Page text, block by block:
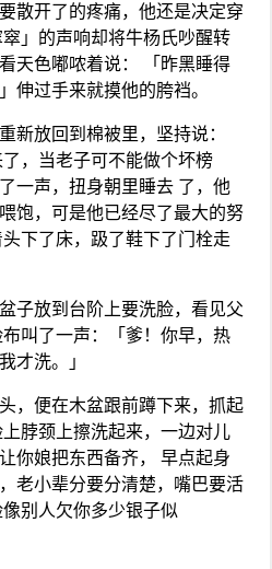
散开了的疼痛，他还是决定穿
窣」的声响却将牛杨氏吵醒转
天色嘟哝着说： 「昨黑睡得
伸过手来就摸他的胯裆。
新放回到棉被里，坚持说：
了，当老子可不能做个坏榜
一声，扭身朝里睡去 了，他
饱，可是他已经尽了最大的努
下了床，趿了鞋下了门栓走
子放到台阶上要洗脸，看见父
叫了一声：「爹！你早，热
才洗。」
，便在木盆跟前蹲下来，抓起
脖颈上擦洗起来，一边对儿
你娘把东西备齐， 早点起身
老小辈分要分清楚，嘴巴要活
别人欠你多少银子似